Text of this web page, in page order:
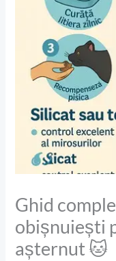
Ghid
obișnuiești
așternut 🐱